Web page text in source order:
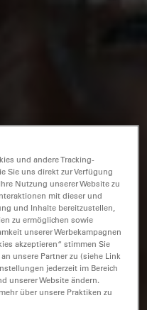
und andere Tracking-
Sie uns direkt zur Verfügung
Nutzung unserer Website zu
mit dieser und
und Inhalte bereitzustellen,
zu ermöglichen sowie
unserer Werbekampagnen
akzeptieren“ stimmen Sie
unsere Partner zu (siehe Link
jederzeit im Bereich
unserer Website ändern.
über unsere Praktiken zu